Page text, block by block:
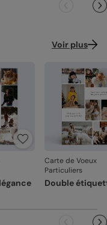
Voir plus
Carte de Voeux
Particuliers
Double